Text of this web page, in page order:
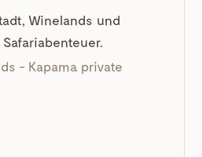
Winelands und
- Kapama private